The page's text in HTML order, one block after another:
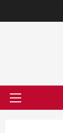
सामग्री
प्राथमिक